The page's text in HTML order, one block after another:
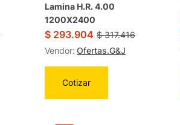
Lamina H.R. 4.00
1200X2400
$ 293.904 $317.416
Vendor: Ofertas.G&J
Cotizar